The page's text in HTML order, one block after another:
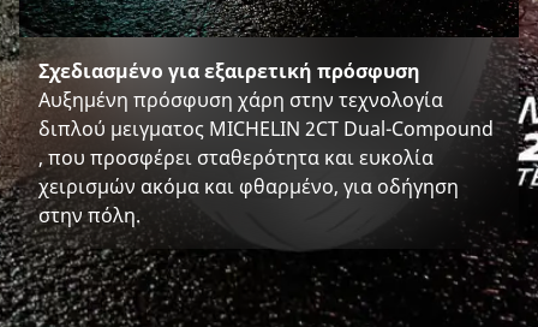
Σχεδιασμένο για εξαιρετική πρόσφυση
Αυξημένη πρόσφυση χάρη στην τεχνολογία
διπλού μειγματος MICHELIN 2CT Dual-Compound
, που προσφέρει σταθερότητα και ευκολία
χειρισμών ακόμα και φθαρμένο, για οδήγηση
στην πόλη.